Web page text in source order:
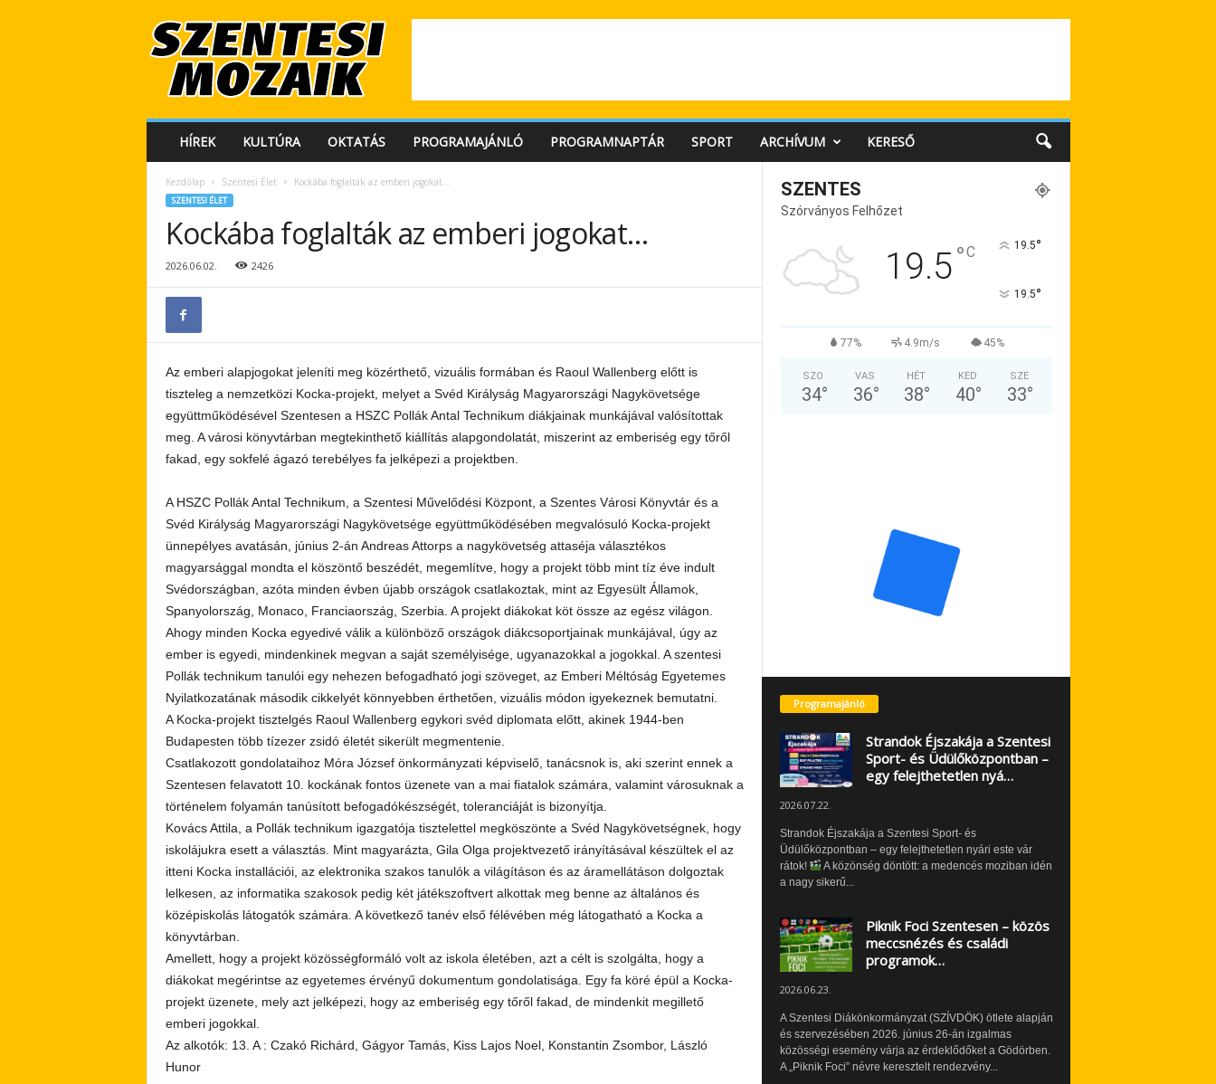
e
HÍREK KULTÚRA OKTATÁS PROGRAMAJÁNLÓ PROGRAMNAPTÁR SPORT ARCHÍVUM KERESŐ
Kezdőlap Szentesi Élet Kockába foglalták az emberi jogokat…
SZENTESI ÉLET
Kockába foglalták az emberi jogokat…
2026.06.02. 2426
Az emberi alapjogokat jeleníti meg közérthető, vizuális formában és Raoul Wallenberg előtt is
tiszteleg a nemzetközi Kocka-projekt, melyet a Svéd Királyság Magyarországi Nagykövetsége
együttműködésével Szentesen a HSZC Pollák Antal Technikum diákjainak munkájával valósítottak
meg. A városi könyvtárban megtekinthető kiállítás alapgondolatát, miszerint az emberiség egy tőről
fakad, egy sokfelé ágazó terebélyes fa jelképezi a projektben.
A HSZC Pollák Antal Technikum, a Szentesi Művelődési Központ, a Szentes Városi Könyvtár és a
Svéd Királyság Magyarországi Nagykövetsége együttműködésében megvalósuló Kocka-projekt
ünnepélyes avatásán, június 2-án Andreas Attorps a nagykövetség attaséja választékos
magyarsággal mondta el köszöntő beszédét, megemlítve, hogy a projekt több mint tíz éve indult
Svédországban, azóta minden évben újabb országok csatlakoztak, mint az Egyesült Államok,
Spanyolország, Monaco, Franciaország, Szerbia. A projekt diákokat köt össze az egész világon.
Ahogy minden Kocka egyedivé válik a különböző országok diákcsoportjainak munkájával, úgy az
ember is egyedi, mindenkinek megvan a saját személyisége, ugyanazokkal a jogokkal. A szentesi
Pollák technikum tanulói egy nehezen befogadható jogi szöveget, az Emberi Méltóság Egyetemes
Nyilatkozatának második cikkelyét könnyebben érthetően, vizuális módon igyekeznek bemutatni.
A Kocka-projekt tisztelgés Raoul Wallenberg egykori svéd diplomata előtt, akinek 1944-ben
Budapesten több tízezer zsidó életét sikerült megmentenie.
Csatlakozott gondolataihoz Móra József önkormányzati képviselő, tanácsnok is, aki szerint ennek a
Szentesen felavatott 10. kockának fontos üzenete van a mai fiatalok számára, valamint városuknak a
történelem folyamán tanúsított befogadókészségét, toleranciáját is bizonyítja.
Kovács Attila, a Pollák technikum igazgatója tisztelettel megköszönte a Svéd Nagykövetségnek, hogy
iskolájukra esett a választás. Mint magyarázta, Gila Olga projektvezető irányításával készültek el az
itteni Kocka installációi, az elektronika szakos tanulók a világításon és az áramellátáson dolgoztak
lelkesen, az informatika szakosok pedig két játékszoftvert alkottak meg benne az általános és
középiskolás látogatók számára. A következő tanév első félévében még látogatható a Kocka a
könyvtárban.
Amellett, hogy a projekt közösségformáló volt az iskola életében, azt a célt is szolgálta, hogy a
diákokat megérintse az egyetemes érvényű dokumentum gondolatisága. Egy fa köré épül a Kocka-
projekt üzenete, mely azt jelképezi, hogy az emberiség egy tőről fakad, de mindenkit megillető
emberi jogokkal.
Az alkotók: 13. A : Czakó Richárd, Gágyor Tamás, Kiss Lajos Noel, Konstantin Zsombor, László
Hunor
SZENTES
Szórványos Felhőzet
19.5°C 19.5°
19.5°
77% 4.9m/s 45%
SZO
34°
VAS
36°
HÉT
38°
KED
40°
SZE
33°
Programajánló
Strandok Éjszakája a Szentesi
Sport- és Üdülőközpontban –
egy felejthetetlen nyá…
2026.07.22.
Strandok Éjszakája a Szentesi Sport- és
Üdülőközpontban – egy felejthetetlen nyári este vár
rátok!
A közönség döntött: a medencés moziban idén
a nagy sikerű...
Piknik Foci Szentesen – közös
meccsnézés és családi
programok…
2026.06.23.
A Szentesi Diákönkormányzat (SZÍVDÖK) ötlete alapján
és szervezésében 2026. június 26-án izgalmas
közösségi esemény várja az érdeklődőket a Gödörben.
A „Piknik Foci” névre keresztelt rendezvény...